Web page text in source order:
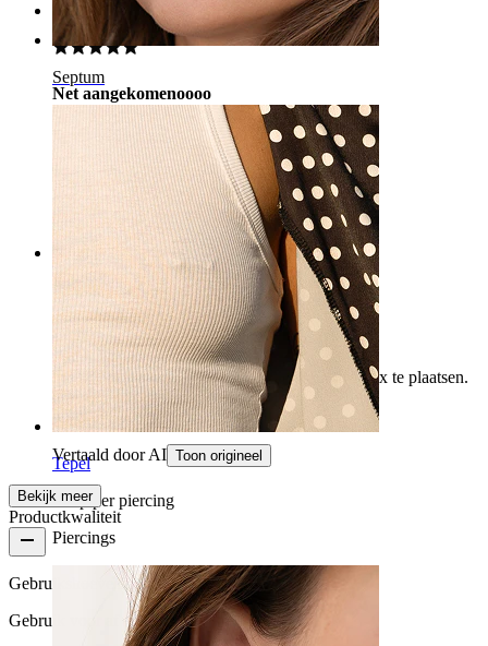
Septum
Tepel
Shop per piercing
Piercings
Rating
Net aangekomenoooo
Mooi en glanzend
Geverifieerde aankoop
Vertaald door AI Toon origineel
Uitstekend
Mooie, elegante sieraad. Gemakkelijk in de helix te plaatsen.
Kitty Geverifieerde aankoop
Vertaald door AI Toon origineel
Bekijk meer
Productkwaliteit
Gebruikshoeveelheid
Gebruik voor af en toe